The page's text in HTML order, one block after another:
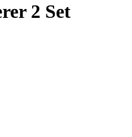
2 Set